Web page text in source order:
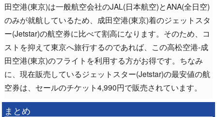
田空港(東京)は一般航空会社のJAL(日本航空)とANA(全日空)
のみが就航しているため、成田空港(東京)着のジェットスタ
ー(Jetstar)の航空券に比べて割高になります。そのため、コ
ストを抑えて東京へ旅行するのであれば、この高松空港-成
田空港(東京)のフライトを利用する方がお得です。ちなみ
に、現在販売しているジェットスター(Jetstar)の最安値の航
空券は、セールのチケット4,990円で販売されています。
まとめ